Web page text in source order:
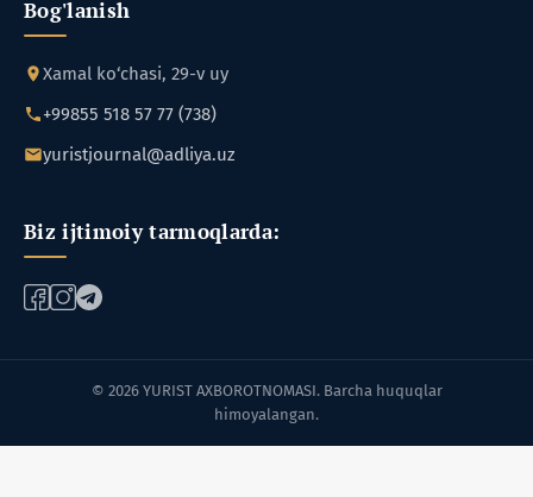
Bog'lanish
Xamal ko‘chasi, 29-v uy
+99855 518 57 77 (738)
yuristjournal@adliya.uz
Biz ijtimoiy tarmoqlarda:
© 2026 YURIST AXBOROTNOMASI. Barcha huquqlar
himoyalangan.